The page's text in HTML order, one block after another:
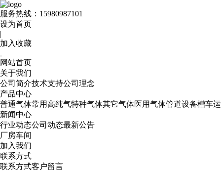
服务热线： 15980987101
设为首页
|
加入收藏
网站首页
关于我们
公司简介技术支持公司理念
产品中心
普通气体常用高纯气特种气体其它气体医用气体管道设备槽车
新闻中心
行业动态公司动态最新公告
厂房车间
加入我们
联系方式
联系方式客户留言